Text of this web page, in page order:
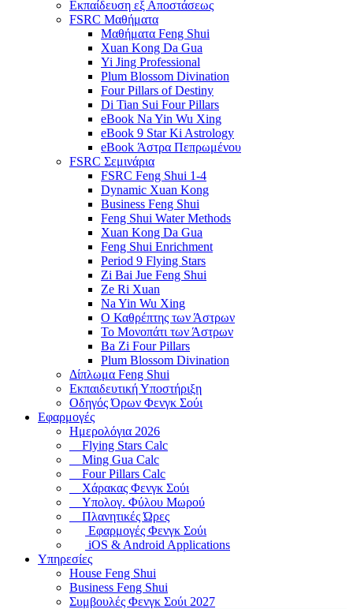
Εκπαίδευση εξ Αποστάσεως
FSRC Μαθήματα
Μαθήματα Feng Shui
Xuan Kong Da Gua
Yi Jing Professional
Plum Blossom Divination
Four Pillars of Destiny
Di Tian Sui Four Pillars
eBook Na Yin Wu Xing
eBook 9 Star Ki Astrology
eBook Άστρα Πεπρωμένου
FSRC Σεμινάρια
FSRC Feng Shui 1-4
Dynamic Xuan Kong
Business Feng Shui
Feng Shui Water Methods
Xuan Kong Da Gua
Feng Shui Enrichment
Period 9 Flying Stars
Zi Bai Jue Feng Shui
Ze Ri Xuan
Na Yin Wu Xing
Ο Καθρέπτης των Άστρων
Το Μονοπάτι των Άστρων
Ba Zi Four Pillars
Plum Blossom Divination
Δίπλωμα Feng Shui
Εκπαιδευτική Υποστήριξη
Οδηγός Όρων Φενγκ Σούι
Εφαρμογές
Ημερολόγια 2026
Flying Stars Calc
Ming Gua Calc
Four Pillars Calc
Χάρακας Φενγκ Σούι
Υπολογ. Φύλου Μωρού
Πλανητικές Ώρες
Εφαρμογές Φενγκ Σούι
iOS & Android Applications
Υπηρεσίες
House Feng Shui
Business Feng Shui
Συμβουλές Φενγκ Σούι 2027